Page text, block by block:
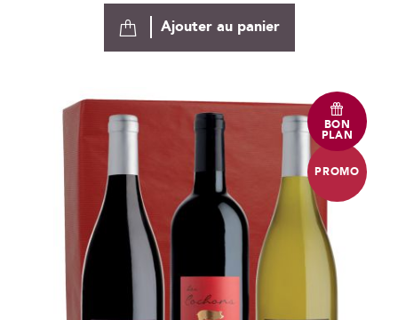
Ajouter au panier
BON
PLAN
PROMO